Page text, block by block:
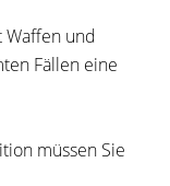
und
Fällen eine
müssen Sie